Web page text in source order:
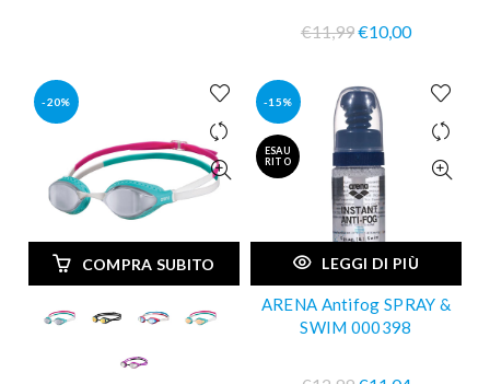
€11,99€10,00
-20%
COMPRA SUBITO
-15%
ESAU
RITO
LEGGI DI PIÙ
ARENA Antifog SPRAY &
SWIM 000398